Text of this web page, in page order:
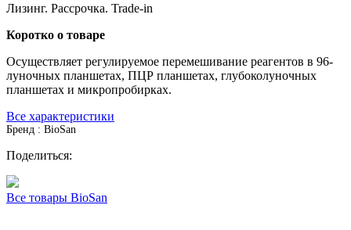
Лизинг. Рассрочка. Trade-in
Коротко о товаре
Осуществляет регулируемое перемешивание реагентов в 96-
луночных планшетах, ПЦР планшетах, глубоколуночных
планшетах и микропробирках.
Все характеристики
Бренд : BioSan
Поделиться:
Все товары BioSan